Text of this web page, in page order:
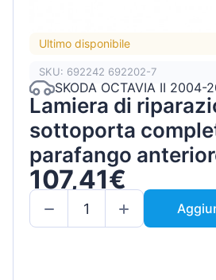
Ultimo disponibile
SKU: 692242 692202-7
SKODA OCTAVIA II 2004-
Lamiera di
sottoporta
parafango
Set
107,41€